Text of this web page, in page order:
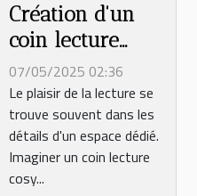
Création d'un
coin lecture
cosy : astuces et
inspirations
07/05/2025 02:36
Le plaisir de la lecture se
trouve souvent dans les
détails d'un espace dédié.
Imaginer un coin lecture
cosy...